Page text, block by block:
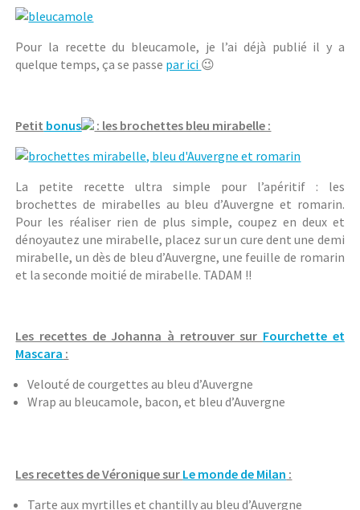
Pour la recette du bleucamole, je l’ai déjà publié il y a
quelque temps, ça se passe par ici 😉
Petit bonus : les brochettes bleu mirabelle :
La petite recette ultra simple pour l’apéritif : les
brochettes de mirabelles au bleu d’Auvergne et romarin.
Pour les réaliser rien de plus simple, coupez en deux et
dénoyautez une mirabelle, placez sur un cure dent une demi
mirabelle, un dès de bleu d’Auvergne, une feuille de romarin
et la seconde moitié de mirabelle. TADAM !!
Les recettes de Johanna à retrouver sur Fourchette et
Mascara :
Velouté de courgettes au bleu d’Auvergne
Wrap au bleucamole, bacon, et bleu d’Auvergne
Les recettes de Véronique sur Le monde de Milan :
Tarte aux myrtilles et chantilly au bleu d’Auvergne